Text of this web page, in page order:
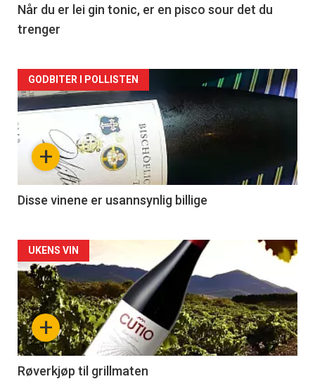
2
Når du er lei gin tonic, er en pisco sour det du
trenger
Forsiden
akkurat
nå
3
+
GODBITER I POLLISTEN
Disse vinene er usannsynlig billige
Forsiden
akkurat
nå
-
4
+
UKENS VIN
Røverkjøp til grillmaten